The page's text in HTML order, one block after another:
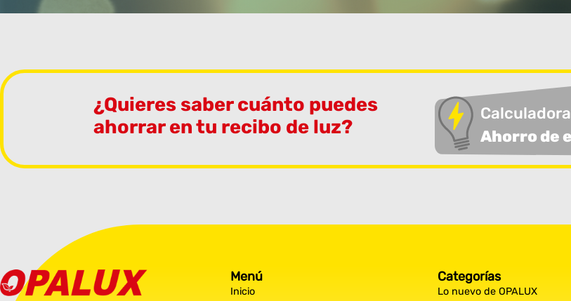
¿Quieres saber cuánto puedes
ahorrar en tu recibo de luz?
Calculadora
Ahorro de
Menú
Inicio
Categorías
Lo nuevo de OPALUX